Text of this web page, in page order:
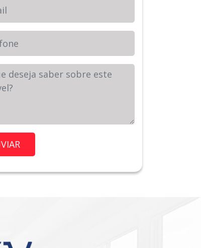
de Interesse